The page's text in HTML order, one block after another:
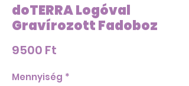
doTERRA Logóval
Gravírozott Fadoboz
9500 Ft
Mennyiség *